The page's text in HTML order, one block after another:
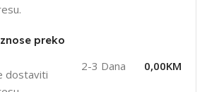
preko
dostaviti
2-3 Dana 0,00KM